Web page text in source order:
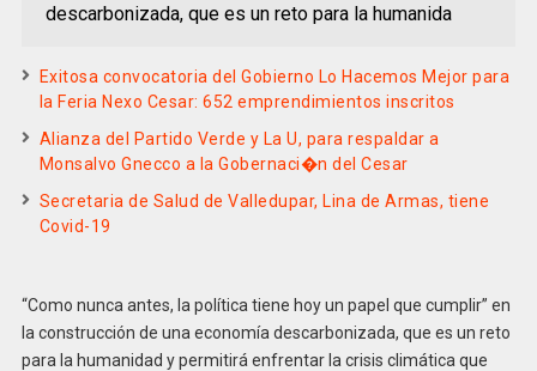
descarbonizada, que es un reto para la humanida
Exitosa convocatoria del Gobierno Lo Hacemos Mejor para
la Feria Nexo Cesar: 652 emprendimientos inscritos
Alianza del Partido Verde y La U, para respaldar a
Monsalvo Gnecco a la Gobernaci�n del Cesar
Secretaria de Salud de Valledupar, Lina de Armas, tiene
Covid-19
“Como nunca antes, la política tiene hoy un papel que cumplir” en
la construcción de una economía descarbonizada, que es un reto
para la humanidad y permitirá enfrentar la crisis climática que